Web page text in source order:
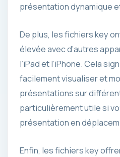
présentation dynamique
De plus, les fichiers key
élevée avec d’autres
l’iPad et l’iPhone. Cela
facilement visualiser et
présentations sur
particulièrement utile si
présentation en
Enfin, les fichiers key